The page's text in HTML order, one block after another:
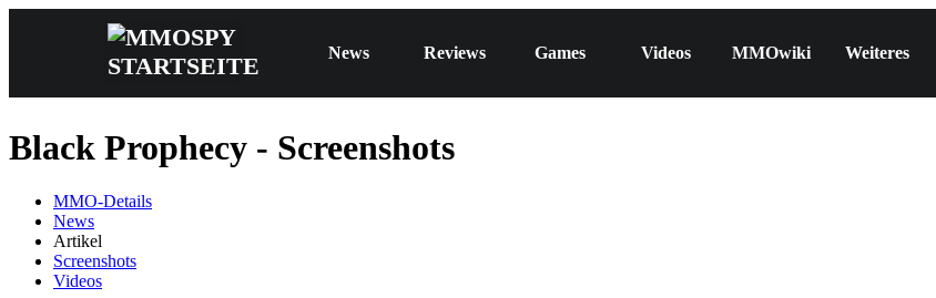
News Reviews Games Videos MMOwiki Weiteres
Black Prophecy - Screenshots
MMO-Details
News
Artikel
Screenshots
Videos